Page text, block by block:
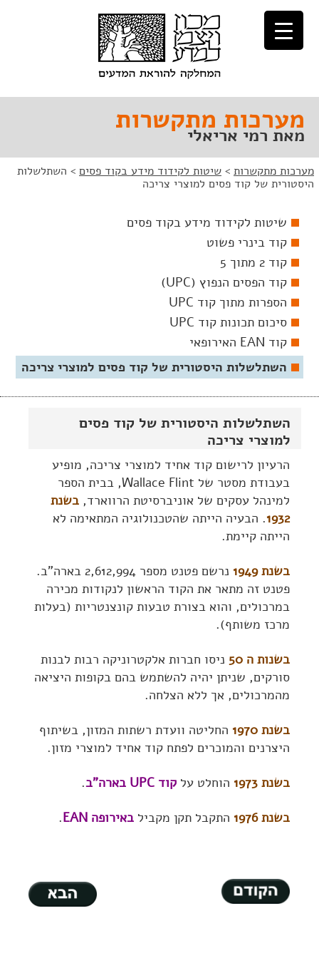
לתוכן
לניווט
מערכות מתקשרות
מאת רמי אריאלי
מערכות מתקשרות > שיטות לקידוד מידע בקוד פסים > השתלשלות
היסטורית של קוד פסים למוצרי צריכה
השתלשלות היסטורית של קוד פסים
למוצרי צריכה
הרעיון לרישום קוד אחיד למוצרי צריכה, מופיע
בעבודת מסטר של Wallace Flint, בבית הספר
למינהל עסקים של אוניברסיטת הרווארד, בשנת
1932. הבעיה הייתה שהטכנולוגיה המתאימה לא
הייתה קיימת.
בשנת 1949
נרשם פטנט מספר 2,612,994 בארה"ב.
פטנט זה מתאר את הקוד הראשון לנקודות מכירה
במרכולים, והוא בצורת טבעות קונצנטריות (בעלות
מרכז משותף).
בשנות ה 50
ניסו חברות אלקטרוניקה רבות לבנות
סורקים, שניתן יהיה להשתמש בהם בקופות היציאה
מהמרכולים, אך ללא הצלחה.
בשנת 1970
החליטה וועדת רשתות המזון, בשיתוף
היצרנים והמוכרים לפתח קוד אחיד למוצרי מזון.
בשנת 1973 הוחלט על קוד UPC בארה"ב .
בשנת 1976 התקבל תקן מקביל באירופה EAN .
שיטות לקידוד מידע בקוד פסים
קוד בינרי פשוט
קוד 2 מתוך 5
קוד הפסים הנפוץ (UPC)
הספרות מתוך קוד UPC
סיכום תכונות קוד UPC
קוד EAN האירופאי
השתלשלות היסטורית של קוד פסים למוצרי צריכה